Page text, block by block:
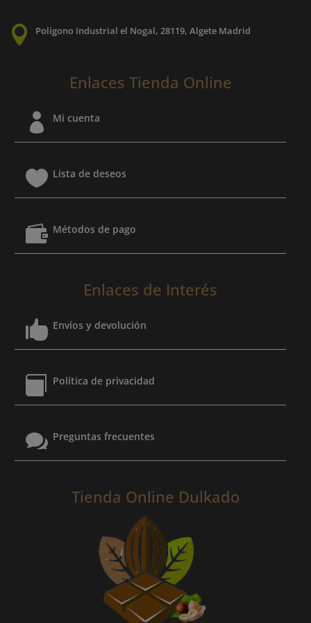
 Polígono Industrial el Nogal, 28119, Algete Madrid
Enlaces Tienda Online
 Mi cuenta
 Lista de deseos
 Métodos de pago
Enlaces de Interés
 Envíos y devolución
 Política de privacidad
 Preguntas frecuentes
Tienda Online Dulkado